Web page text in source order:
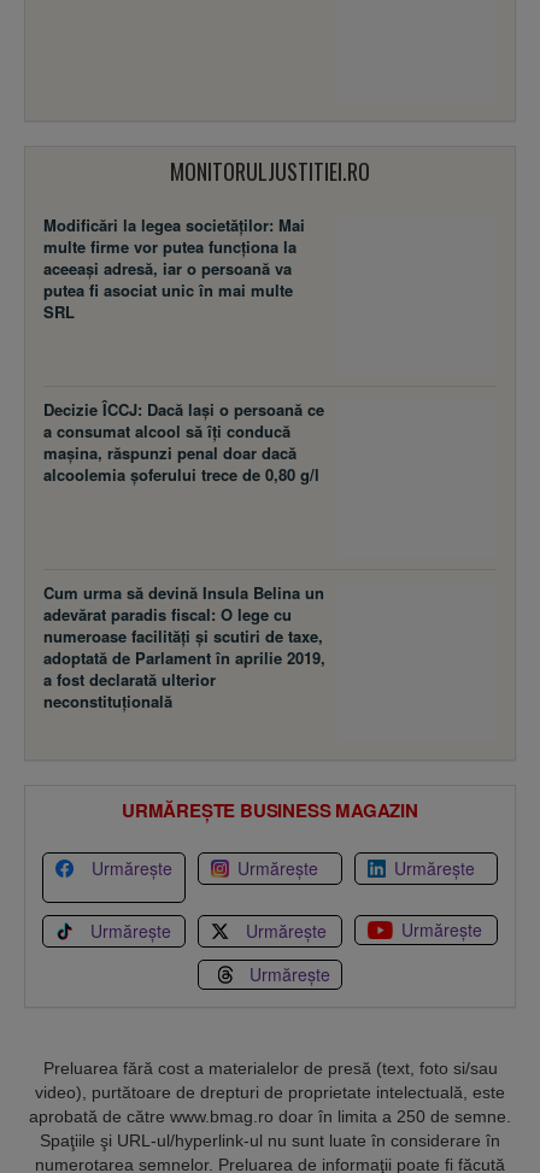
MONITORULJUSTITIEI.RO
Modificări la legea societăţilor: Mai
multe firme vor putea funcţiona la
aceeaşi adresă, iar o persoană va
putea fi asociat unic în mai multe
SRL
Decizie ÎCCJ: Dacă laşi o persoană ce
a consumat alcool să îţi conducă
maşina, răspunzi penal doar dacă
alcoolemia şoferului trece de 0,80 g/l
Cum urma să devină Insula Belina un
adevărat paradis fiscal: O lege cu
numeroase facilităţi şi scutiri de taxe,
adoptată de Parlament în aprilie 2019,
a fost declarată ulterior
neconstituţională
URMĂREȘTE BUSINESS MAGAZIN
Urmărește Urmărește Urmărește
Urmărește Urmărește
Urmărește
Urmărește
Preluarea fără cost a materialelor de presă (text, foto si/sau
video), purtătoare de drepturi de proprietate intelectuală, este
aprobată de către www.bmag.ro doar în limita a 250 de semne.
Spaţiile şi URL-ul/hyperlink-ul nu sunt luate în considerare în
numerotarea semnelor. Preluarea de informaţii poate fi făcută